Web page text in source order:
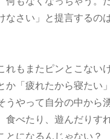
なさい」と提言するの
れもまたピンとこない
か「疲れたから寝たい
うやって自分の中から
食べたり、遊んだりす
とになるんじゃない？